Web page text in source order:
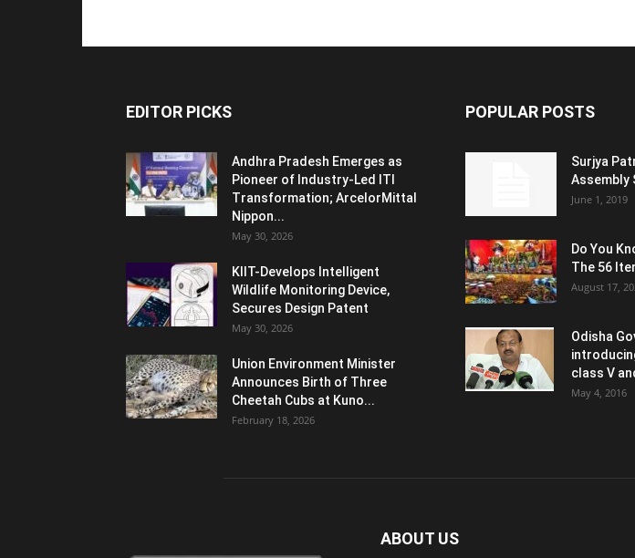
EDITOR PICKS
Andhra Pradesh Emerges as
Pioneer of Industry-Led ITI
Transformation; ArcelorMittal
Nippon...
May 30, 2026
KIIT-Develops Intelligent
Wildlife Monitoring Device,
Secures Design Patent
May 30, 2026
Union Environment Minister
Announces Birth of Three
Cheetah Cubs at Kuno...
February 18, 2026
POPULAR POSTS
Surjya
Assembly
June 1, 2019
Do You
The 56
August 17,
Odisha
class V
May 4, 2016
ABOUT US